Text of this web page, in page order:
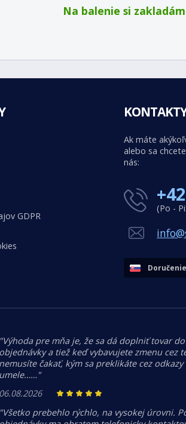
Na balenie si
GDPR
Ak máte
alebo sa
nás:
(Po -
"Výhoda pre mňa je, že sa dá doplniť tovar do
objednávky a tiež keď vybavujete zmenu cez
nemusíte čakať, kým sa preklikáte cez odkazy
umele……"
06.08.2026
"Všetko prebehlo rýchlo, na vysokej úrovni.